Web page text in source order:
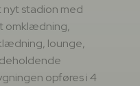
nyt stadion med
omklædning,
lounge,
opføres i 4